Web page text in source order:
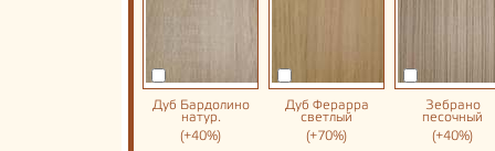
Дуб Бардолино
натур.
(+40%)
Дуб Ферарра
светлый
(+70%)
Зебрано
песочный
(+40%)